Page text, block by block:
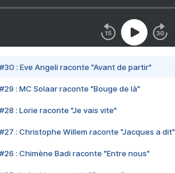
#30 : Eve Angeli raconte "Avant de partir"
#29 : MC Solaar raconte "Bouge de là"
#28 : Lorie raconte "Je vais vite"
#27 : Christophe Willem raconte "Jacques a dit"
#26 : Chimène Badi raconte "Entre nous"